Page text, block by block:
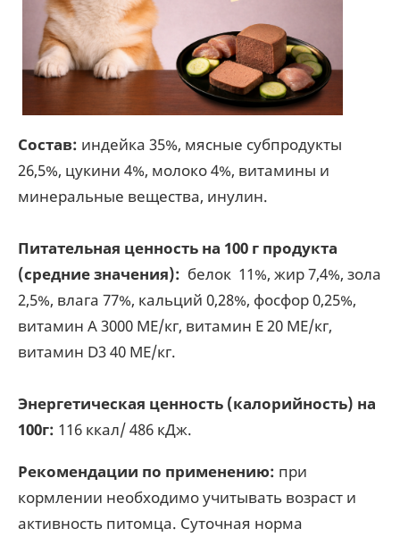
Состав: индейка 35%, мясные субпродукты
26,5%, цукини 4%, молоко 4%, витамины и
минеральные вещества, инулин.
Питательная ценность на 100 г продукта
(средние значения): белок 11%, жир 7,4%, зола
2,5%, влага 77%, кальций 0,28%, фосфор 0,25%,
витамин А 3000 МЕ/кг, витамин Е 20 МЕ/кг,
витамин D3 40 МЕ/кг.
Энергетическая ценность (калорийность) на
100г: 116 ккал/ 486 кДж.
Рекомендации по применению: при
кормлении необходимо учитывать возраст и
активность питомца. Суточная норма